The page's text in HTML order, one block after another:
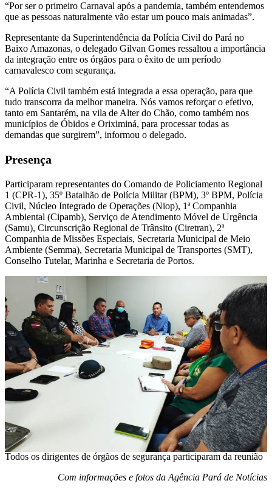
“Por ser o primeiro Carnaval após a pandemia, também entendemos
que as pessoas naturalmente vão estar um pouco mais animadas”.
Representante da Superintendência da Polícia Civil do Pará no
Baixo Amazonas, o delegado Gilvan Gomes ressaltou a importância
da integração entre os órgãos para o êxito de um período
carnavalesco com segurança.
“A Polícia Civil também está integrada a essa operação, para que
tudo transcorra da melhor maneira. Nós vamos reforçar o efetivo,
tanto em Santarém, na vila de Alter do Chão, como também nos
municípios de Óbidos e Oriximiná, para processar todas as
demandas que surgirem”, informou o delegado.
Presença
Participaram representantes do Comando de Policiamento Regional
1 (CPR-1), 35º Batalhão de Polícia Militar (BPM), 3º BPM, Polícia
Civil, Núcleo Integrado de Operações (Niop), 1ª Companhia
Ambiental (Cipamb), Serviço de Atendimento Móvel de Urgência
(Samu), Circunscrição Regional de Trânsito (Ciretran), 2ª
Companhia de Missões Especiais, Secretaria Municipal de Meio
Ambiente (Semma), Secretaria Municipal de Transportes (SMT),
Conselho Tutelar, Marinha e Secretaria de Portos.
Todos os dirigentes de órgãos de segurança participaram da reunião
Com informações e fotos da Agência Pará de Notícias